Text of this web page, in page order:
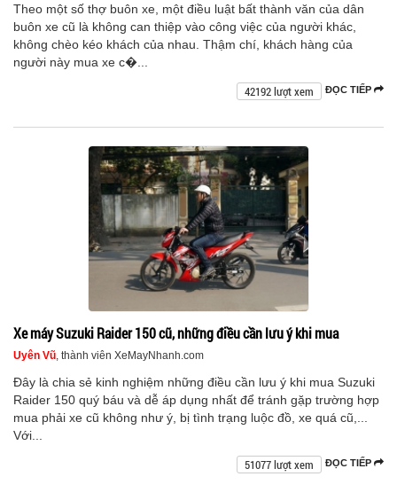
Theo một số thợ buôn xe, một điều luật bất thành văn của dân
buôn xe cũ là không can thiệp vào công việc của người khác,
không chèo kéo khách của nhau. Thậm chí, khách hàng của
người này mua xe c�...
ĐỌC TIẾP
42192 lượt xem
Xe máy Suzuki Raider 150 cũ, những điều cần lưu ý khi mua
Uyên Vũ, thành viên XeMayNhanh.com
Đây là chia sẻ kinh nghiệm những điều cần lưu ý khi mua Suzuki
Raider 150 quý báu và dễ áp dụng nhất để tránh gặp trường hợp
mua phải xe cũ không như ý, bị tình trạng luộc đồ, xe quá cũ,...
Với...
ĐỌC TIẾP
51077 lượt xem